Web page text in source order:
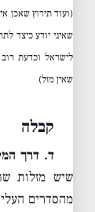
(ועוד תירוץ שאכן
שאיני יודע כיצד
לישראל וכדעת
שאין מזל)
קבלה
ד. דרך
שיש מזלות
מהסדרים